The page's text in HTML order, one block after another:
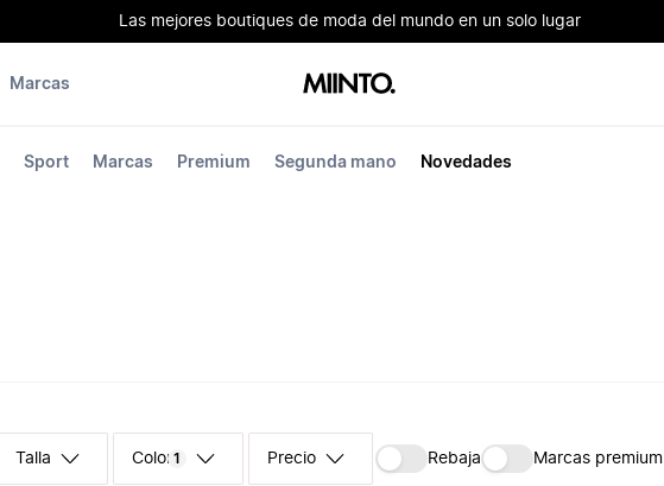
Las mejores boutiques de moda del mundo en un solo lugar
Sport Marcas Premium Segunda mano Novedades
Marcas
Talla Color 1 Precio Rebaja Marcas premium